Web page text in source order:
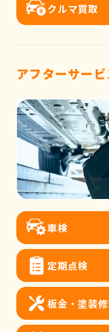
クルマ買取
アフターサービ
車検
定期点検
板金・塗装